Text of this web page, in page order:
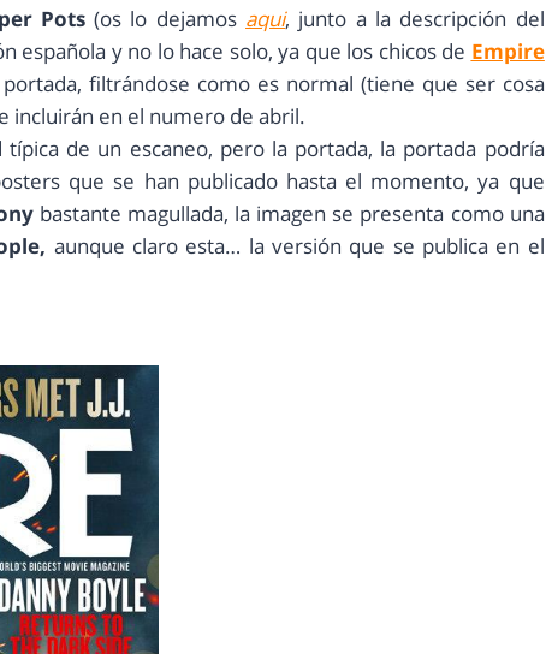
Pots(os lo dejamos aqui, junto a la descripción del
española y no lo hace solo, ya que los chicos de Empire
filtrándose como es normal (tiene que ser cosa
incluirán en el numero de abril.
de un escaneo, pero la portada, la portada podría
que se han publicado hasta el momento, ya que
bastante magullada, la imagen se presenta como una
aunque claro esta… la versión que se publica en el